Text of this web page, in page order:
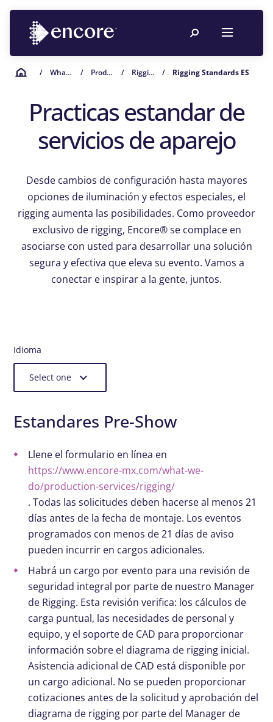
/ What We Do / Production Services / Rigging / Rigging Standards ES
Practicas estandar de
servicios de aparejo
Desde cambios de configuración hasta mayores
opciones de iluminación y efectos especiales, el
rigging aumenta las posibilidades. Como proveedor
exclusivo de rigging, Encore® se complace en
asociarse con usted para desarrollar una solución
segura y efectiva que eleva su evento. Vamos a
conectar e inspirar a la gente, juntos.
Idioma
Select one
Estandares Pre-Show
Llene el formulario en línea en
https://www.encore-mx.com/what-we-
do/production-services/rigging/
. Todas las solicitudes deben hacerse al menos 21
días antes de la fecha de montaje. Los eventos
programados con menos de 21 días de aviso
pueden incurrir en cargos adicionales.
Habrá un cargo por evento para una revisión de
seguridad integral por parte de nuestro Manager
de Rigging. Esta revisión verifica: los cálculos de
carga puntual, las necesidades de personal y
equipo, y el soporte de CAD para proporcionar
información sobre el diagrama de rigging inicial.
Asistencia adicional de CAD está disponible por
un cargo adicional. No se pueden proporcionar
cotizaciones antes de la solicitud y aprobación del
diagrama de rigging por parte del Manager de